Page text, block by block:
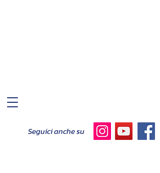
Seguici anche su